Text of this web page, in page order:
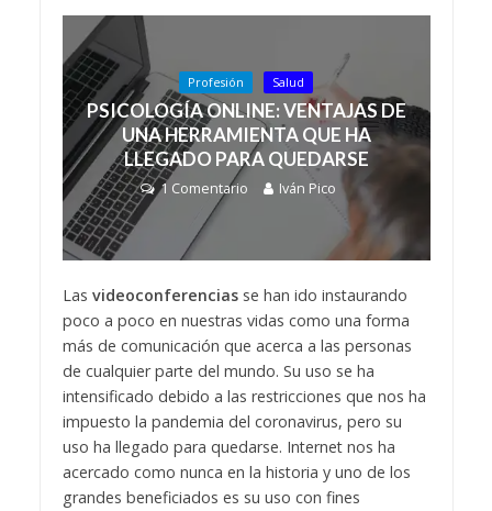
Profesión Salud
PSICOLOGÍA ONLINE: VENTAJAS DE
UNA HERRAMIENTA QUE HA
LLEGADO PARA QUEDARSE
1 Comentario Iván Pico
Las videoconferencias se han ido instaurando
poco a poco en nuestras vidas como una forma
más de comunicación que acerca a las personas
de cualquier parte del mundo. Su uso se ha
intensificado debido a las restricciones que nos ha
impuesto la pandemia del coronavirus, pero su
uso ha llegado para quedarse. Internet nos ha
acercado como nunca en la historia y uno de los
grandes beneficiados es su uso con fines